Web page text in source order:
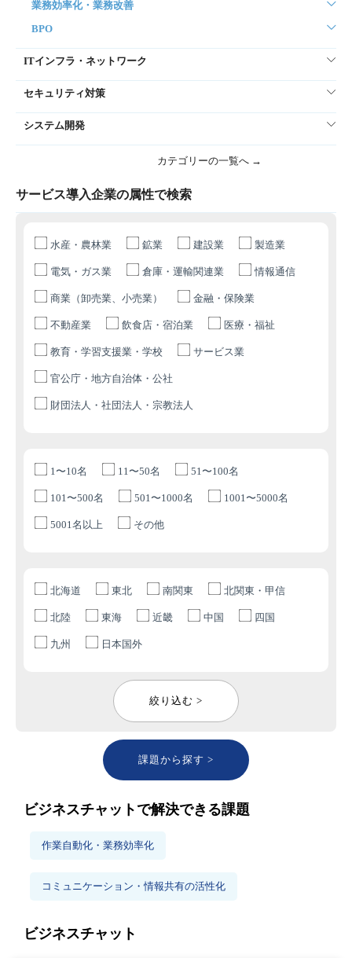
業務効率化・業務改善
BPO
ITインフラ・ネットワーク
セキュリティ対策
システム開発
カテゴリーの一覧へ →
サービス導入企業の属性で検索
水産・農林業 鉱業 建設業 製造業
電気・ガス業 倉庫・運輸関連業 情報通信
商業（卸売業、小売業） 金融・保険業
不動産業 飲食店・宿泊業 医療・福祉
教育・学習支援業・学校 サービス業
官公庁・地方自治体・公社
財団法人・社団法人・宗教法人
1〜10名 11〜50名 51〜100名
101〜500名 501〜1000名 1001〜5000名
5001名以上 その他
北海道 東北 南関東 北関東・甲信
北陸 東海 近畿 中国 四国
九州 日本国外
絞り込む >
課題から探す >
ビジネスチャットで解決できる課題
作業自動化・業務効率化
コミュニケーション・情報共有の活性化
ビジネスチャット